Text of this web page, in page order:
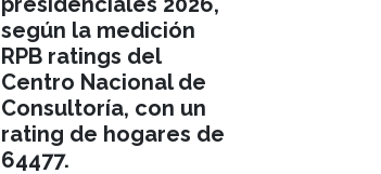
negociación para
construcción de
Hospital en
Riohacha
según la medición
RPB ratings del
Centro Nacional de
Consultoría, con un
rating de hogares de
64477.